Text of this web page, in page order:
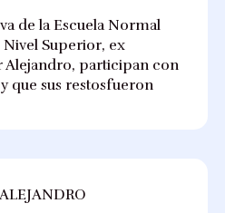
de la Escuela Normal
Nivel Superior, ex
Alejandro, participan con
que sus restosfueron